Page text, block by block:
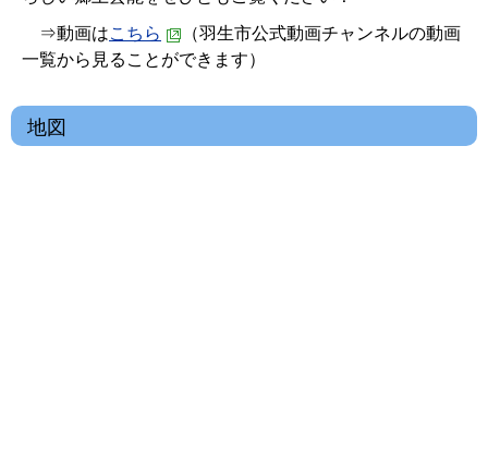
⇒動画はこちら
（羽生市公式動画チャンネルの動画
一覧から見ることができます）
地図